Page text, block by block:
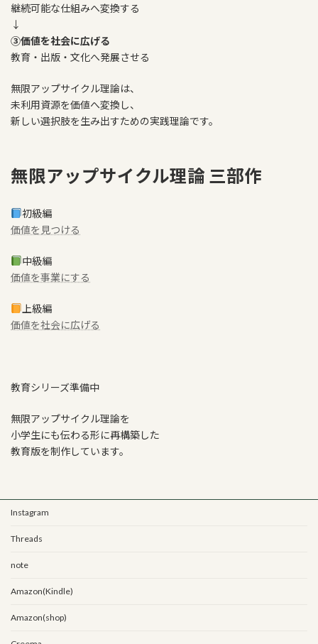
継続可能な仕組みへ変換する
↓
③価値を社会に広げる
教育・出版・文化へ発展させる
無限アップサイクル理論は、
未利用資源を価値へ変換し、
新しい選択肢を生み出すための実践理論です。
無限アップサイクル理論 三部作
初級編
価値を見つける
中級編
価値を事業にする
上級編
価値を社会に広げる
教育シリーズ準備中
無限アップサイクル理論を
小学生にも伝わる形に再構築した
教育版を制作しています。
Instagram
Threads
note
Amazon(Kindle)
Amazon(shop)